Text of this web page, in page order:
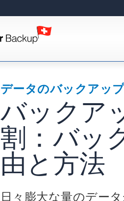
データのバックアッ
バックア
割：バッ
由と方法
日々膨大な量のデー